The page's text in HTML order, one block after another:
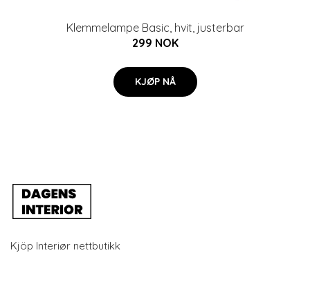
Klemmelampe Basic, hvit, justerbar
299 NOK
KJØP NÅ
Kjöp Interiør nettbutikk